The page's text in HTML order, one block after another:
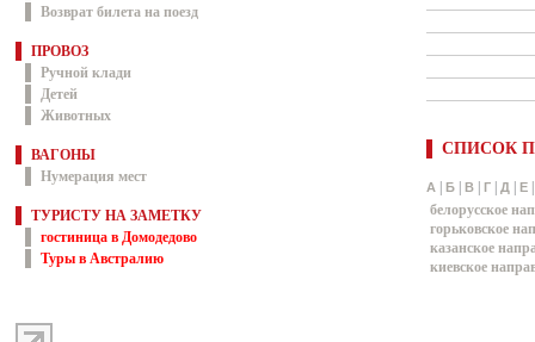
Возврат билета на поезд
ПРОВОЗ
Ручной клади
Детей
Животных
ВАГОНЫ
Нумерация мест
ТУРИСТУ НА ЗАМЕТКУ
гостиница в Домодедово
Туры в Австралию
СПИСОК
А Б В Г Д Е
белорусское
горьковское
казанское
киевское